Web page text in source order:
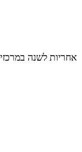
​אחריות לשנה